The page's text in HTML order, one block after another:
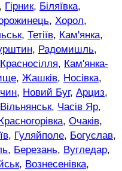
Гірник, Біляївка,
, Хорол,
, Тетіїв, Кам'янка,
, Радомишль,
, Кам'янка-
, Жашків, Носівка,
, Новий Буг, Арциз,
Вільнянськ, Часів Яр,
Красногорівка, Очаків,
, Гуляйполе, Богуслав,
, Березань, Вугледар,
, Вознесенівка,